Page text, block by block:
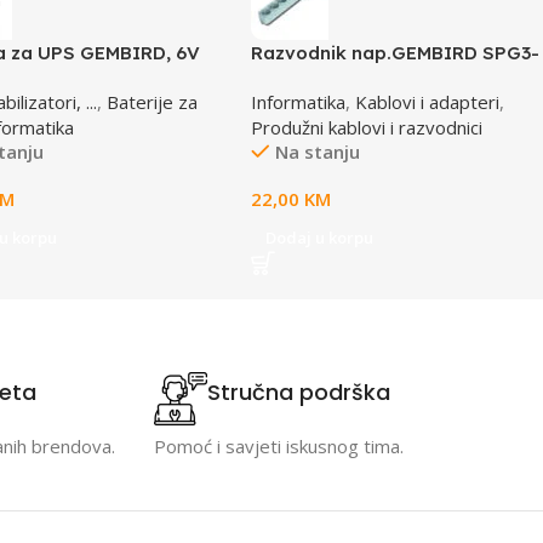
za UPS GEMBIRD, 6V
..., Baterije za
Razvodnik nap.GEMBIRD SPG3-
osigurač, prenaponska zaštita
Informatika, Kablovi i adapteri,
Produžni kablovi i razvodnici
Na stanju
22,00 KM
brendova.
Stručna podrška
Pomoć i savjeti iskusnog tima.